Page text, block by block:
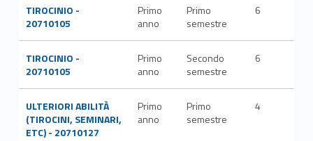
TIROCINIO -
20710105
Primo
anno
Primo
semestre
6
TIROCINIO -
20710105
Primo
anno
Secondo
semestre
6
ULTERIORI ABILITÀ
(TIROCINI, SEMINARI,
ETC) - 20710127
Primo
anno
Primo
semestre
4